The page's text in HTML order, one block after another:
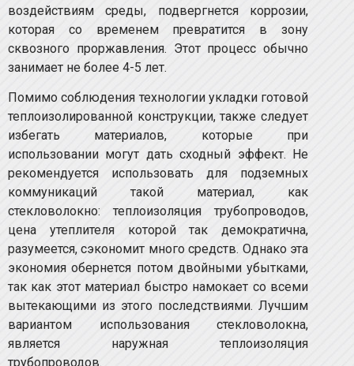
воздействиям среды, подвергнется коррозии,
которая со временем превратится в зону
сквозного проржавления. Этот процесс обычно
занимает не более 4-5 лет.
Помимо соблюдения технологии укладки готовой
теплоизолированной конструкции, также следует
избегать материалов, которые при
использовании могут дать сходный эффект. Не
рекомендуется использовать для подземных
коммуникаций такой материал, как
стекловолокно: теплоизоляция трубопроводов,
цена утеплителя которой так демократична,
разумеется, сэкономит много средств. Однако эта
экономия обернется потом двойными убытками,
так как этот материал быстро намокает со всеми
вытекающими из этого последствиями. Лучшим
вариантом использования стекловолокна,
является наружная теплоизоляция
трубопроводов.